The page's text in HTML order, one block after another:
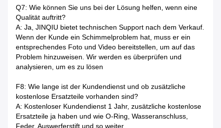
Q7: Wie können Sie uns bei der Lösung helfen, wenn eine
Qualität auftritt?
A: Ja, JINQIU bietet technischen Support nach dem Verkauf.
Wenn der Kunde ein Schimmelproblem hat, muss er ein
entsprechendes Foto und Video bereitstellen, um auf das
Problem hinzuweisen. Wir werden es überprüfen und
analysieren, um es zu lösen
F8: Wie lange ist der Kundendienst und ob zusätzliche
kostenlose Ersatzteile vorhanden sind?
A: Kostenloser Kundendienst 1 Jahr, zusätzliche kostenlose
Ersatzteile ja haben und wie O-Ring, Wasseranschluss,
Feder, Auswerferstift und so weiter